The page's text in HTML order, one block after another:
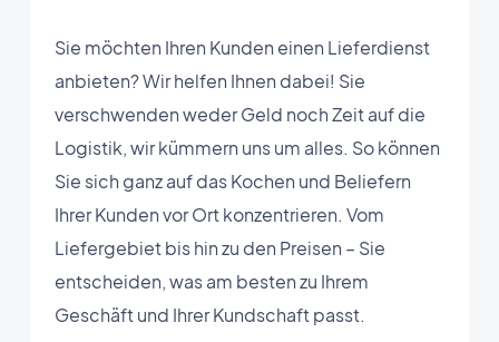
Sie möchten Ihren Kunden einen Lieferdienst
anbieten? Wir helfen Ihnen dabei! Sie
verschwenden weder Geld noch Zeit auf die
Logistik, wir kümmern uns um alles. So können
Sie sich ganz auf das Kochen und Beliefern
Ihrer Kunden vor Ort konzentrieren. Vom
Liefergebiet bis hin zu den Preisen – Sie
entscheiden, was am besten zu Ihrem
Geschäft und Ihrer Kundschaft passt.